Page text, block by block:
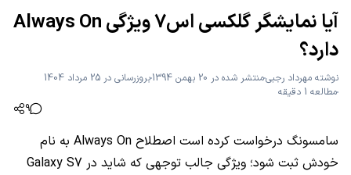
آیا نمایشگر گلکسی اس7 ویژگی Always On
دارد؟
نوشته مهرداد رجبیمنتشر شده در 20 بهمن 1394
بروزرسانی در 25 مرداد 1404
مطالعه 1 دقیقه
9
سامسونگ درخواست کرده است اصطلاح Always On به نام
خودش ثبت شود؛ ویژگی جالب توجهی که شاید در Galaxy S7